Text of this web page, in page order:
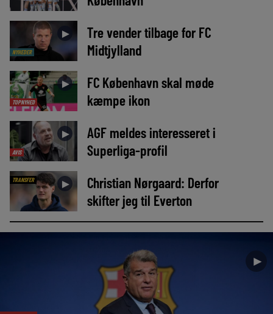
NYHEDER
►
Tre vender tilbage for FC
Midtjylland
TOPNYHED
►
FC København skal møde
kæmpe ikon
AVIS
►
AGF meldes interesseret i
Superliga-profil
TRANSFER ►
Christian Nørgaard: Derfor
skifter jeg til Everton
►